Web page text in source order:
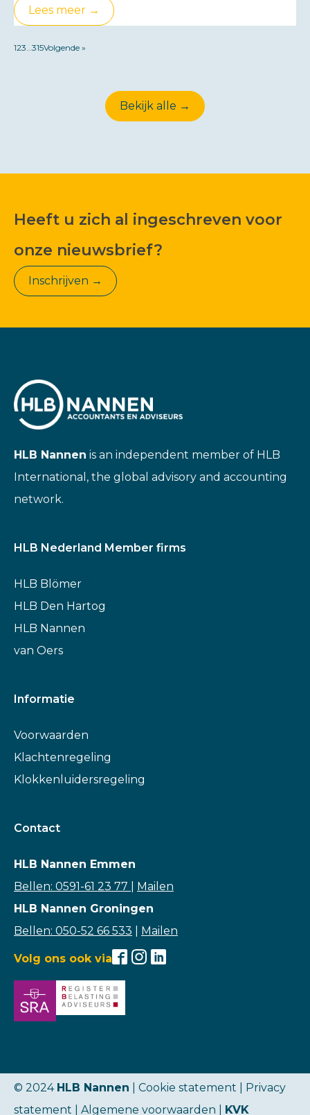
Lees meer →
123 315Volgende »
Bekijk alle →
Heeft u zich al ingeschreven voor
onze nieuwsbrief?
Inschrijven →
HLB Nannen is an independent member of HLB
International, the global advisory and accounting
network.
HLB Nederland Member firms
HLB Blömer
HLB Den Hartog
HLB Nannen
van Oers
Informatie
Voorwaarden
Klachtenregeling
Klokkenluidersregeling
Contact
HLB Nannen Emmen
Bellen: 0591-61 23 77
Mailen
HLB Nannen Groningen
Bellen: 050-52 66 533
Mailen
Volg ons ook via
© 2024 HLB Nannen | Cookie statement | Privacy
statement
Algemene voorwaarden KVK